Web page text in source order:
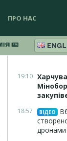
ПРО НАС
19:10
18:57 ВІДЕО
дронами